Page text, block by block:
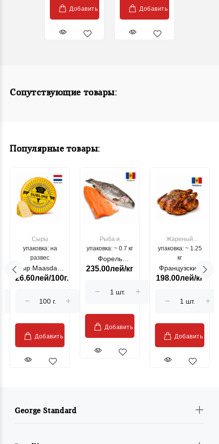
Добавить Добавить
Сопутствующие товары:
Популярные товары:
Сыры
упаковка: на
развес
Сыр Maasdam
Sublime Cow
26.60лей/100г.
Добавить
Рыба и
морепродукты
упаковка: ~ 0.7 кг
Форель
лососевая
Moldovenesc"
235.00лей/кг
Добавить
Жареный
цыпленок
упаковка: ~ 1.25
кг
Французский
гриль, кг
198.00лей/кг
Добавить
George Standard